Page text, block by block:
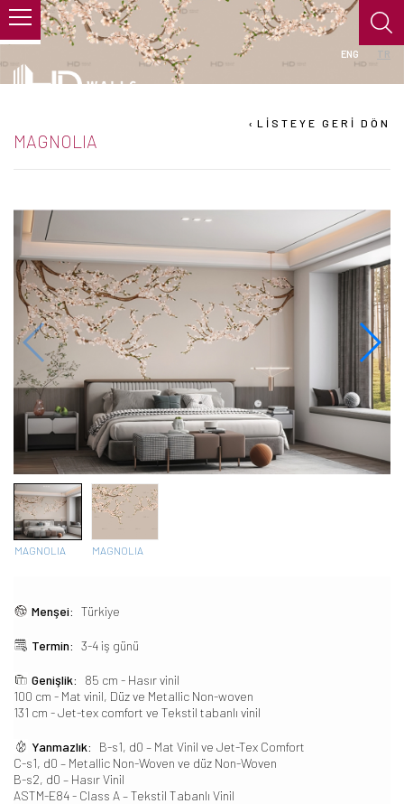
ENG TR
› LİSTEYE GERİ DÖN
MAGNOLIA
MAGNOLIA MAGNOLIA
Menşei: Türkiye
Termin: 3-4 iş günü
Genişlik:
85 cm - Hasır vinil
100 cm - Mat vinil, Düz ve Metallic Non-woven
131 cm - Jet-tex comfort ve Tekstil tabanlı vinil
Yanmazlık:
B-s1, d0 – Mat Vinil ve Jet-Tex Comfort
C-s1, d0 – Metallic Non-Woven ve düz Non-Woven
B-s2, d0 – Hasır Vinil
ASTM-E84 - Class A – Tekstil Tabanlı Vinil